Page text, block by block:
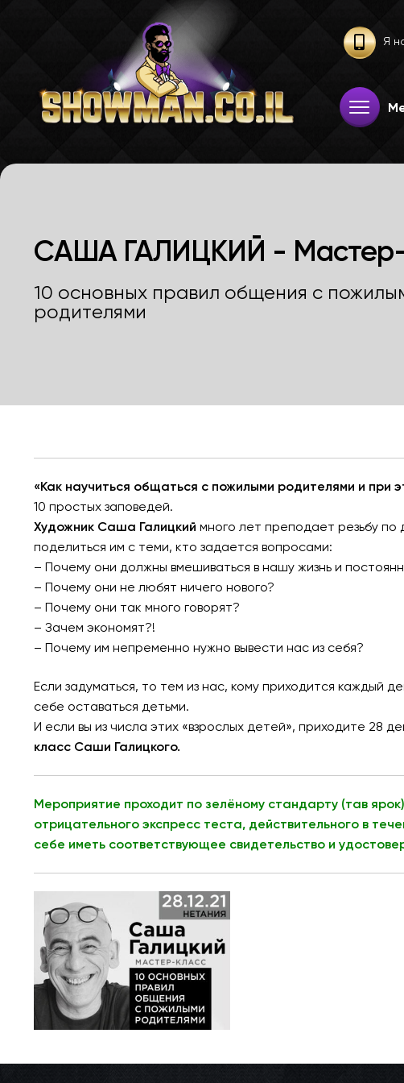
Я
САША ГАЛИЦКИЙ - Мастер-
10 основных правил общения с
родителями
«Как научиться общаться с пожилыми родителями и при
10 простых заповедей.
Художник Саша Галицкий много лет преподает резьбу
поделиться им с теми, кто задается вопросами:
– Почему они должны вмешиваться в нашу жизнь и
– Почему они не любят ничего нового?
– Почему они так много говорят?
– Зачем экономят?!
– Почему им непременно нужно вывести нас из себя?
Если задуматься, то тем из нас, кому приходится каждый
себе оставаться детьми.
И если вы из числа этих «взрослых детей», приходите 28
класс Саши Галицкого.
Мероприятие проходит по зелёному стандарту (тав
отрицательного экспресс теста, действительного в
себе иметь соответствующее свидетельство и